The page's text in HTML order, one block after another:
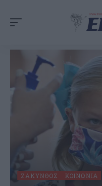
ΖΆΚΥΝΘΟΣ ΚΟΙΝΩΝΊΑ